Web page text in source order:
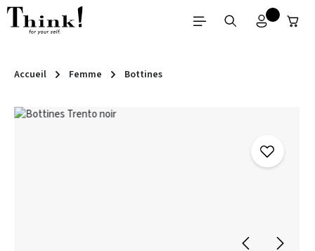
Passer au contenu principal
Accueil Femme Bottines
Ignorer la galerie d'images